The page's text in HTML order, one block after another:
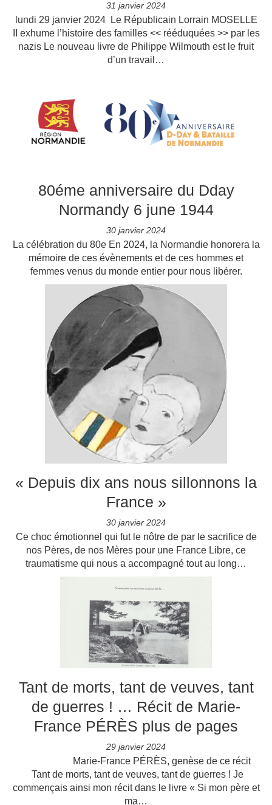
31 janvier 2024
lundi 29 janvier 2024 Le Républicain Lorrain MOSELLE
II exhume l’histoire des familles << rééduquées >> par les
nazis Le nouveau livre de Philippe Wilmouth est le fruit
d’un travail…
80éme anniversaire du Dday
Normandy 6 june 1944
30 janvier 2024
La célébration du 80e En 2024, la Normandie honorera la
mémoire de ces évènements et de ces hommes et
femmes venus du monde entier pour nous libérer.
« Depuis dix ans nous sillonnons la
France »
30 janvier 2024
Ce choc émotionnel qui fut le nôtre de par le sacrifice de
nos Pères, de nos Mères pour une France Libre, ce
traumatisme qui nous a accompagné tout au long…
Tant de morts, tant de veuves, tant
de guerres ! … Récit de Marie-
France PÉRÈS plus de pages
29 janvier 2024
Marie-France PÉRÈS, genèse de ce récit
Tant de morts, tant de veuves, tant de guerres ! Je
commençais ainsi mon récit dans le livre « Si mon père et
ma…